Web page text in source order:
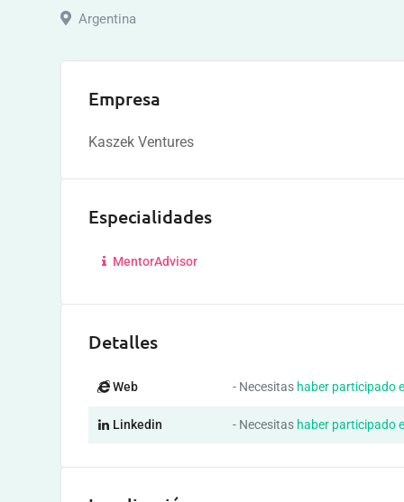
Argentina
Empresa
Kaszek Ventures
Especialidades
MentorAdvisor
Detalles
Web - Necesitas haber participado
Linkedin - Necesitas haber participado